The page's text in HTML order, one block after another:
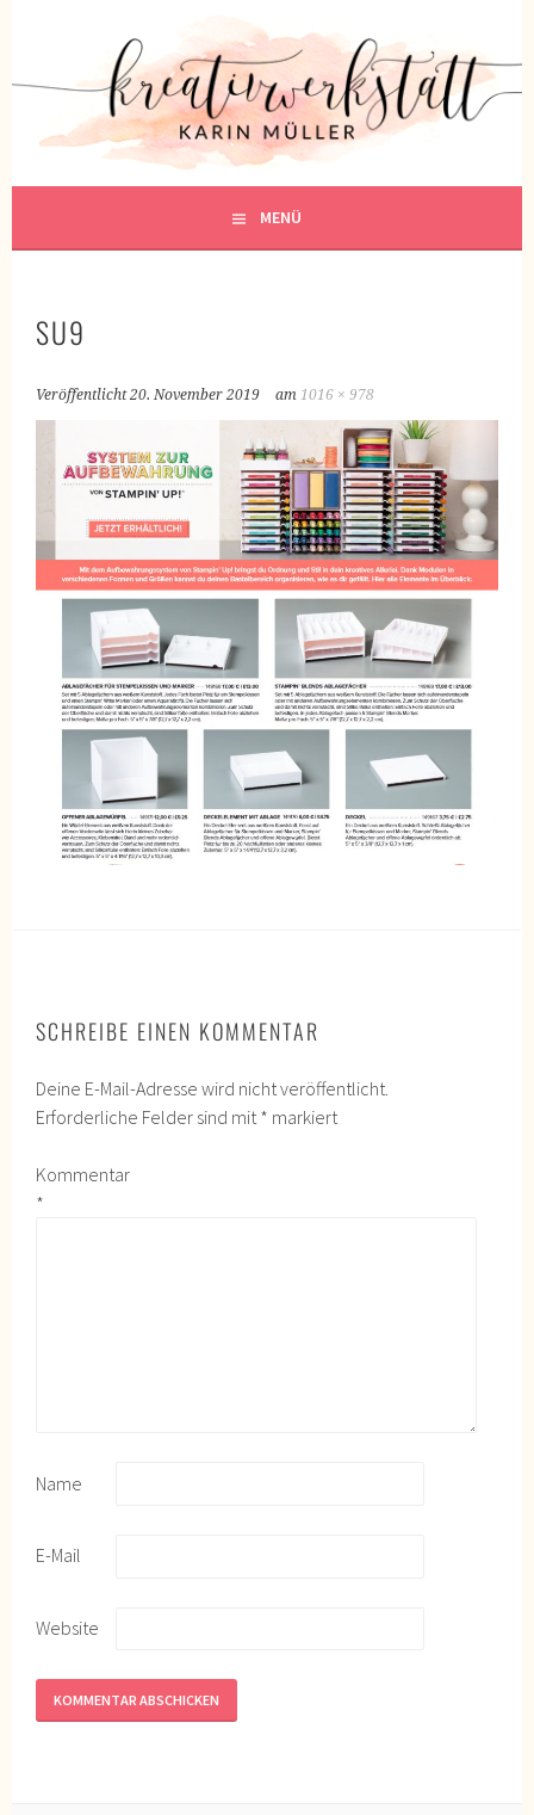
KREATIVWERKSTATT
KREATIV SEIN
MENÜ
SU9
Veröffentlicht20. November 2019 am 1016 × 978
SCHREIBE EINEN KOMMENTAR
Deine E-Mail-Adresse wird nicht veröffentlicht.
Erforderliche Felder sind mit * markiert
Kommentar
*
Name
E-Mail
Website